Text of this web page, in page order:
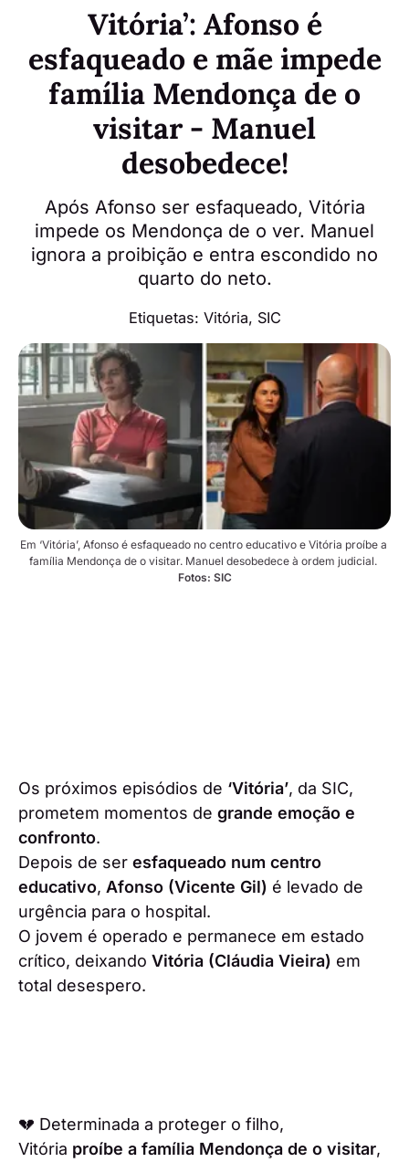
Vitória’: Afonso é
esfaqueado e mãe impede
família Mendonça de o
visitar - Manuel
desobedece!
Após Afonso ser esfaqueado, Vitória
impede os Mendonça de o ver. Manuel
ignora a proibição e entra escondido no
quarto do neto.
Etiquetas: Vitória, SIC
Em ‘Vitória’, Afonso é esfaqueado no centro educativo e Vitória proíbe a
Fotos: SIC
Os próximos episódios de ‘Vitória’, da SIC,
prometem momentos de grande emoção e
confronto.
Depois de ser esfaqueado num centro
educativo, Afonso (Vicente Gil) é levado de
urgência para o hospital.
O jovem é operado e permanece em estado
crítico, deixando Vitória (Cláudia Vieira) em
total desespero.
💔 Determinada a proteger o filho,
Vitória proíbe a família Mendonça de o visitar,